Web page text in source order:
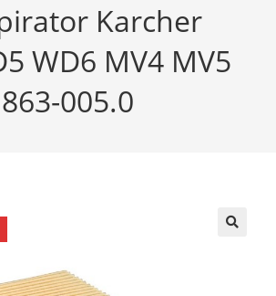
Karcher
WD6 MV4 MV5
005.0